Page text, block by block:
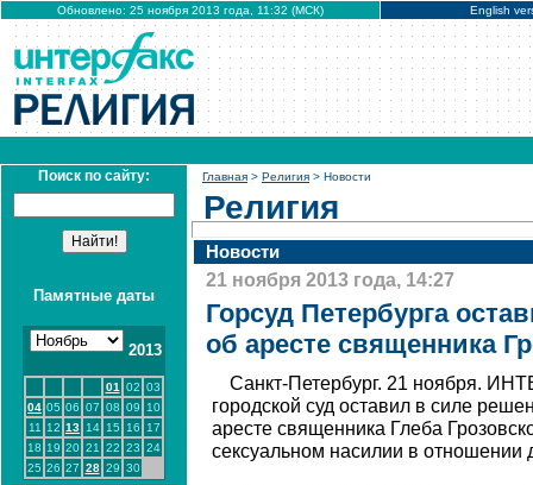
Обновлено: 25 ноября 2013 года, 11:32 (МСК) English
Поиск по сайту:
Памятные даты
2013
01 02 03
04 05 06 07 08 09
10
11
12 13 14 15 16
17
18 19 20 21 22 23 24
25 26 27 28 29 30
Главная > Религия > Новости
Религия
Новости
21 ноября 2013 года, 14:27
Горсуд Петербурга
об аресте священника
Санкт-Петербург. 21 ноября.
городской суд оставил в силе
аресте священника Глеба
сексуальном насилии в отношении